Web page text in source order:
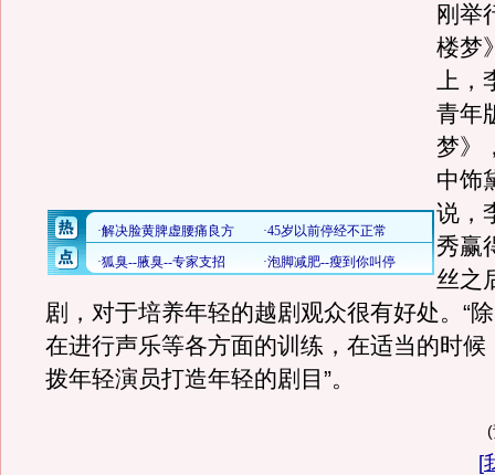
刚举
楼梦
上，
青年
梦》
中饰
说，
秀赢
丝之
剧，对于培养年轻的越剧观众很有好处。“
在进行声乐等各方面的训练，在适当的时候
拨年轻演员打造年轻的剧目”。
[